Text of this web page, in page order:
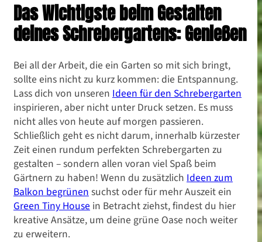
Das Wichtigste beim Gestalten
deines Schrebergartens: Genießen
Bei all der Arbeit, die ein Garten so mit sich bringt,
sollte eins nicht zu kurz kommen: die Entspannung.
Lass dich von unseren Ideen für den Schrebergarten
inspirieren, aber nicht unter Druck setzen. Es muss
nicht alles von heute auf morgen passieren.
Schließlich geht es nicht darum, innerhalb kürzester
Zeit einen rundum perfekten Schrebergarten zu
gestalten – sondern allen voran viel Spaß beim
Gärtnern zu haben! Wenn du zusätzlich Ideen zum
Balkon begrünen suchst oder für mehr Auszeit ein
Green Tiny House in Betracht ziehst, findest du hier
kreative Ansätze, um deine grüne Oase noch weiter
zu erweitern.